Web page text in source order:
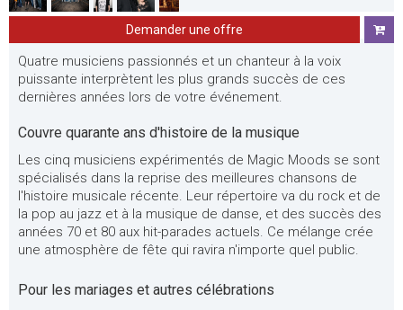
Demander une offre
Quatre musiciens passionnés et un chanteur à la voix
puissante interprètent les plus grands succès de ces
dernières années lors de votre événement.
Couvre quarante ans d'histoire de la musique
Les cinq musiciens expérimentés de Magic Moods se sont
spécialisés dans la reprise des meilleures chansons de
l'histoire musicale récente. Leur répertoire va du rock et de
la pop au jazz et à la musique de danse, et des succès des
années 70 et 80 aux hit-parades actuels. Ce mélange crée
une atmosphère de fête qui ravira n'importe quel public.
Pour les mariages et autres célébrations